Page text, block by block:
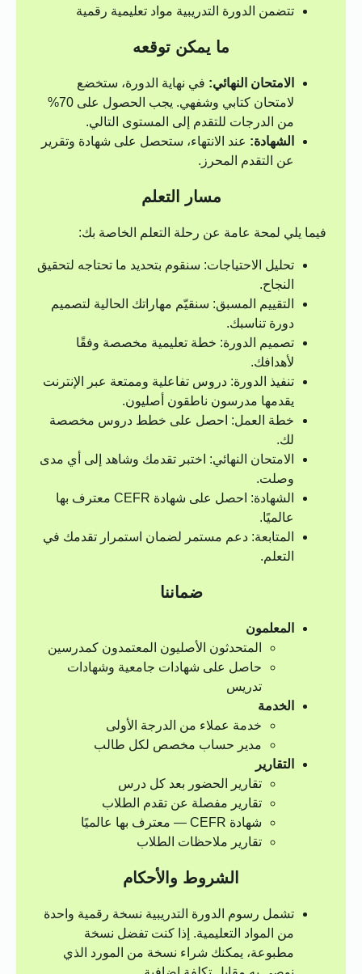
تتضمن الدورة التدريبية مواد تعليمية رقمية
ما يمكن توقعه
الامتحان النهائي: في نهاية الدورة، ستخضع
لامتحان كتابي وشفهي. يجب الحصول على 70%
من الدرجات للتقدم إلى المستوى التالي.
الشهادة: عند الانتهاء، ستحصل على شهادة وتقرير
عن التقدم المحرز.
مسار التعلم
فيما يلي لمحة عامة عن رحلة التعلم الخاصة بك:
تحليل الاحتياجات: سنقوم بتحديد ما تحتاجه لتحقيق
النجاح.
التقييم المسبق: سنقيّم مهاراتك الحالية لتصميم
دورة تناسبك.
تصميم الدورة: خطة تعليمية مخصصة وفقًا
لأهدافك.
تنفيذ الدورة: دروس تفاعلية وممتعة عبر الإنترنت
يقدمها مدرسون ناطقون أصليون.
خطة العمل: احصل على خطط دروس مخصصة
لك.
الامتحان النهائي: اختبر تقدمك وشاهد إلى أي مدى
وصلت.
الشهادة: احصل على شهادة CEFR معترف بها
عالميًا.
المتابعة: دعم مستمر لضمان استمرار تقدمك في
التعلم.
ضماننا
المعلمون
المتحدثون الأصليون المعتمدون كمدرسين
حاصل على شهادات جامعية وشهادات
تدريس
الخدمة
خدمة عملاء من الدرجة الأولى
مدير حساب مخصص لكل طالب
التقارير
تقارير الحضور بعد كل درس
تقارير مفصلة عن تقدم الطلاب
شهادة CEFR — معترف بها عالميًا
تقارير ملاحظات الطلاب
الشروط والأحكام
تشمل رسوم الدورة التدريبية نسخة رقمية واحدة
من المواد التعليمية. إذا كنت تفضل نسخة
مطبوعة، يمكنك شراء نسخة من المورد الذي